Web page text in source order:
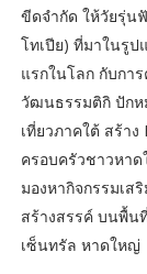
ขีดจำกัด ให้วัยรุ่น
โทเปีย) ที่มาในรู
แรกในโลก กับกา
วัฒนธรรมติกิ ปักห
เที่ยวภาคใต้ สร้า
ครอบครัวชาวหาด
มองหากิจกรรมเส
สร้างสรรค์ บนพื้น
เซ็นทรัล หาดใหญ่